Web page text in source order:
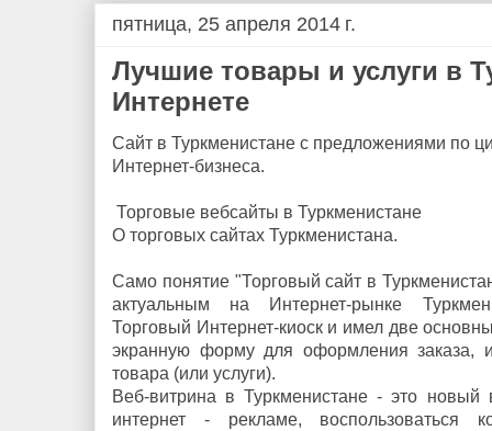
пятница, 25 апреля 2014 г.
Лучшие товары и услуги в
Интернете
Сайт в Туркменистане с предложениями по
Интернет-бизнеса.
Торговые вебсайты в Туркменистане
О торговых сайтах Туркменистана.
Само понятие "Торговый сайт в
актуальным на Интернет-рынке
Торговый Интернет-киоск и имел две
экранную форму для оформления заказа,
товара (или услуги).
Веб-витрина в Туркменистане - это новый
интернет - рекламе, воспользоваться